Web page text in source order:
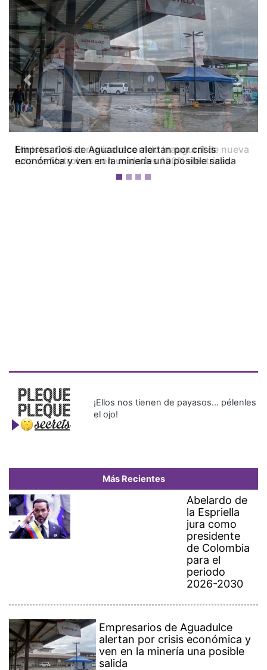
Empresarios de Aguadulce alertan por crisis
económica y ven en la minería una posible salida
Previous Next
¡Ellos nos tienen de payasos… pélenles
el ojo!
Más Recientes
Abelardo de
la Espriella
jura como
presidente
de Colombia
para el
periodo
2026-2030
Empresarios de Aguadulce
alertan por crisis económica y
ven en la minería una posible
salida